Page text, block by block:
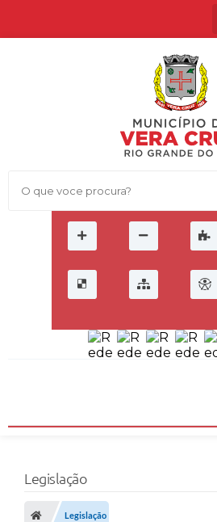
O que voce procura?
Legislação
Legislação